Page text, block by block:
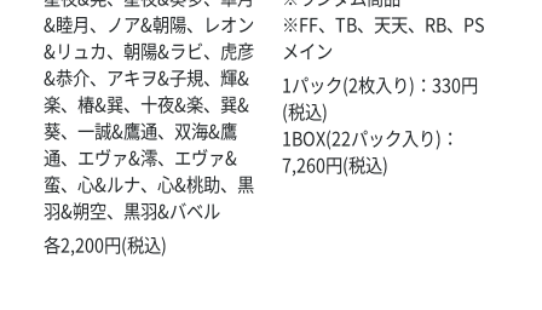
&睦月、ノア&朝陽、レオン
&リュカ、朝陽&ラビ、虎彦
&恭介、アキヲ&子規、輝&
楽、椿&巽、十夜&楽、巽&
葵、一誠&鷹通、双海&鷹
通、エヴァ&澪、エヴァ&
蛮、心&ルナ、心&桃助、黒
羽&朔空、黒羽&バベル
各2,200円(税込)
※FF、TB、天天、RB、PS
メイン
1パック(2枚入り)：330円
(税込)
1BOX(22パック入り)：
7,260円(税込)